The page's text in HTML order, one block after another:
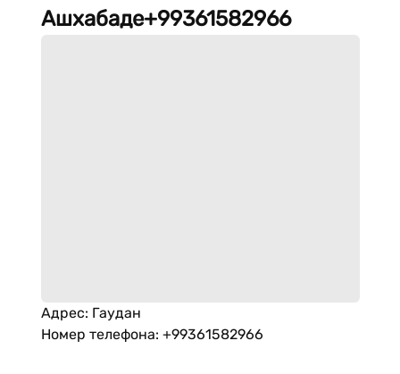
Ашхабаде+99361582966
Адрес: Гаудан
Номер телефона: +99361582966